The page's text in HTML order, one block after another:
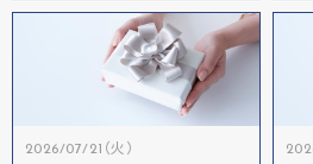
2026/07/21（火）